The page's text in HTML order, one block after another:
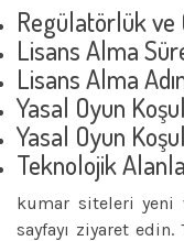
Regülatörlük ve
Lisans Alma
Lisans Alma
Yasal Oyun
Yasal Oyun
Teknolojik
kumar siteleri yeni
sayfayı ziyaret